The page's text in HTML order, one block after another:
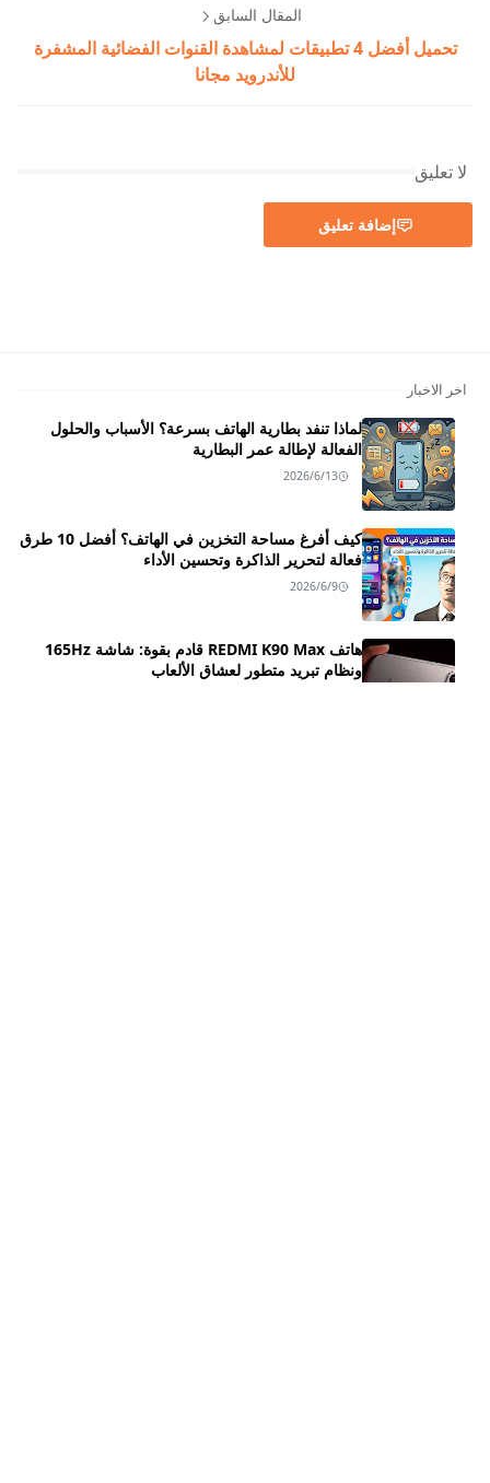
المقال السابق
تحميل أفضل 4 تطبيقات لمشاهدة القنوات الفضائية المشفرة
للأندرويد مجانا
لا تعليق
إضافة تعليق
اخر الاخبار
لماذا تنفد بطارية الهاتف بسرعة؟ الأسباب والحلول
الفعالة لإطالة عمر البطارية
2026/6/13
كيف أفرغ مساحة التخزين في الهاتف؟ أفضل 10 طرق
فعالة لتحرير الذاكرة وتحسين الأداء
2026/6/9
هاتف REDMI K90 Max قادم بقوة: شاشة 165Hz
ونظام تبريد متطور لعشاق الألعاب